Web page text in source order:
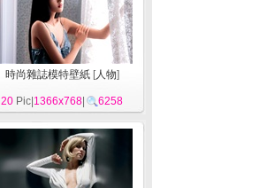
時尚雜誌模特壁紙[人物]
20 Pic| 1366x768 6258